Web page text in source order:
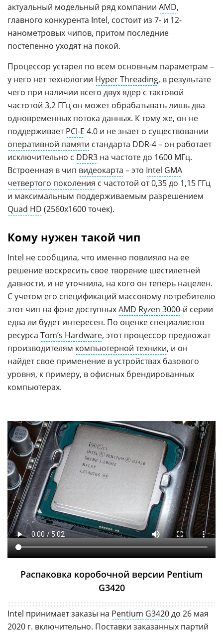
актуальный модельный ряд компании AMD,
главного конкурента Intel, состоит из 7- и 12-
нанометровых чипов, притом последние
постепенно уходят на покой.
Процессор устарел по всем основным параметрам –
у него нет технологии Hyper Threading, в результате
чего при наличии всего двух ядер с тактовой
частотой 3,2 ГГц он может обрабатывать лишь два
одновременных потока данных. К тому же, он не
поддерживаетPCI-E 4.0 и не знает о существовании
оперативной памяти стандарта DDR-4 – он работает
исключительно с DDR3 на частоте до 1600 МГц.
Встроенная в чип видеокарта – это Intel GMA
четвертого поколения с частотой от 0,35 до 1,15 ГГц
и максимальным поддерживаемым разрешением
Quad HD (2560x1600 точек).
Кому нужен такой чип
Intel не сообщила, что именно повлияло на ее
решение воскресить свое творение шестилетней
давности, и не уточнила, на кого он теперь нацелен.
С учетом его спецификаций массовому потребителю
этот чип на фоне доступныхAMD Ryzen 3000-й серии
едва ли будет интересен. По оценке специалистов
ресурса Tom’s Hardware, этот процессор предложат
производителям компьютерной техники, и он
найдет свое применение в устройствах базового
уровня, к примеру, в офисных брендированных
компьютерах.
Распаковка коробочной версии Pentium
G3420
Intel принимает заказы на Pentium G3420до 26 мая
2020 г. включительно. Поставки заказанных партий